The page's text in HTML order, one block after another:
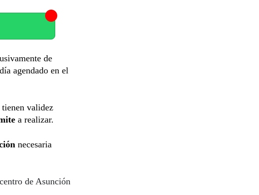
de
agendado en el
tienen validez
a realizar.
necesaria
de Asunción